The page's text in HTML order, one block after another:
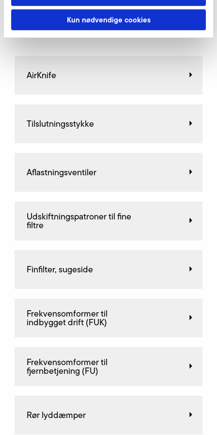
Kun nødvendige cookies
Yderligere tilbehør 1SD 710
AirKnife
Tilslutningsstykke
Aflastningsventiler
Udskiftningspatroner til fine
filtre
Finfilter, sugeside
Frekvensomformer til
indbygget drift (FUK)
Frekvensomformer til
fjernbetjening (FU)
Rør lyddæmper